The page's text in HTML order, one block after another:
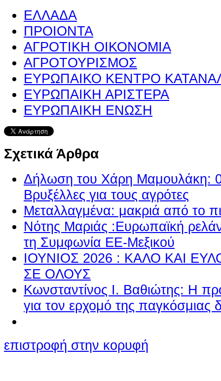
ΕΛΛΑΔΑ
ΠΡΟΙΟΝΤΑ
ΑΓΡΟΤΙΚΗ ΟΙΚΟΝΟΜΙΑ
ΑΓΡΟΤΟΥΡΙΣΜΟΣ
ΕΥΡΩΠΑΙΚΟ ΚΕΝΤΡΟ
ΕΥΡΩΠΑΙΚΗ ΑΡΙΣΤΕΡΑ
ΕΥΡΩΠΑΙΚΗ ΕΝΩΣΗ
Σχετικά Άρθρα
Δήλωση του Χάρη Μαμουλάκη:
Βρυξέλλες για τους αγρότες
Μεταλλαγμένα: μακριά από το
Νότης Μαριάς :Ευρωπαϊκή
τη Συμφωνία ΕΕ-Μεξικού
ΙΟΥΝΙΟΣ 2026 : ΚΑΛΟ ΚΑΙ
ΣΕ ΟΛΟΥΣ
Κωνσταντίνος Ι. Βαθιώτης: Η
για τον ερχομό της παγκόσμιας
επιστροφή στην κορυφή